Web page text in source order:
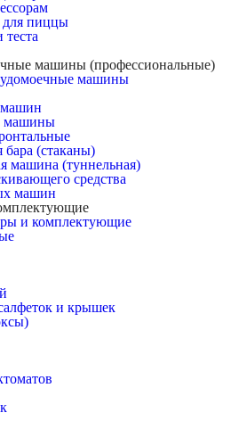
для пиццы
теста
машины (профессиональные)
машины
машины
(стаканы)
машина (туннельная)
средства
машин
и комплектующие
и крышек